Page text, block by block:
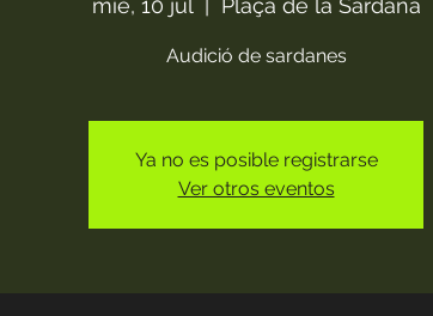
mié, 10 jul Plaça de la Sardana
Audició de sardanes
Ya no es posible registrarse
Ver otros eventos